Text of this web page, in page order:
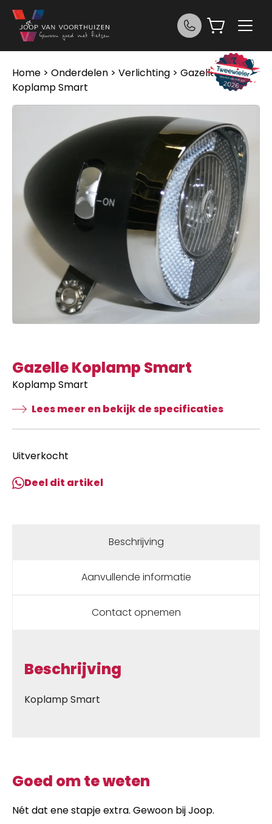
Ga naar de inhoud
Home > Onderdelen > Verlichting > Gazelle
Koplamp Smart
Gazelle Koplamp Smart
Koplamp Smart
Lees meer en bekijk de specificaties
Uitverkocht
Deel dit artikel
Beschrijving
Aanvullende informatie
Contact opnemen
Beschrijving
Koplamp Smart
Goed om te weten
Nét dat ene stapje extra. Gewoon bij Joop.